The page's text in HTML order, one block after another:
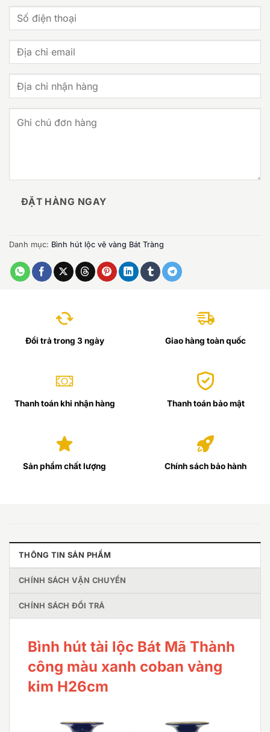
ĐẶT HÀNG NGAY
Danh mục: Bình hút lộc vẽ vàng Bát Tràng
Đổi trả trong 3 ngày Giao hàng toàn quốc
Thanh toán khi nhận hàng Thanh toán bảo mật
Sản phẩm chất lượng Chính sách bảo hành
THÔNG TIN SẢN PHẨM
CHÍNH SÁCH VẬN CHUYỂN
CHÍNH SÁCH ĐỔI TRẢ
Bình hút tài lộc Bát Mã Thành
công màu xanh coban vàng
kim H26cm